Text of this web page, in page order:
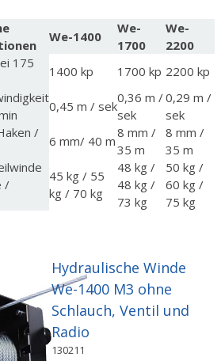
We-1400
We-
1700
We-
2200
175
1400 kp 1700 kp 2200 kp
0,45 m / sek
0,36 m /
sek
0,29 m /
sek
/
6 mm/ 40 m
8 mm /
35 m
8 mm /
35 m
/
45 kg / 55
kg / 70 kg
48 kg /
48 kg /
73 kg
50 kg /
60 kg /
75 kg
Hydraulische Winde
We-1400 M3 ohne
Schlauch, Ventil und
Radio
130211